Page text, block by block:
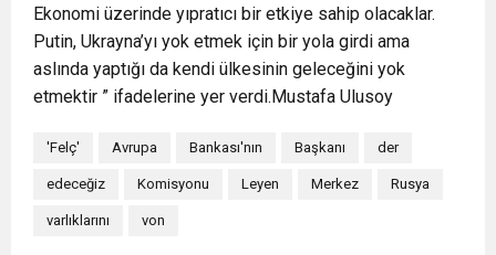
Ekonomi üzerinde yıpratıcı bir etkiye sahip olacaklar.
Putin, Ukrayna’yı yok etmek için bir yola girdi ama
aslında yaptığı da kendi ülkesinin geleceğini yok
etmektir ” ifadelerine yer verdi.Mustafa Ulusoy
'Felç' Avrupa Bankası'nın Başkanı der
edeceğiz Komisyonu Leyen Merkez Rusya
varlıklarını von